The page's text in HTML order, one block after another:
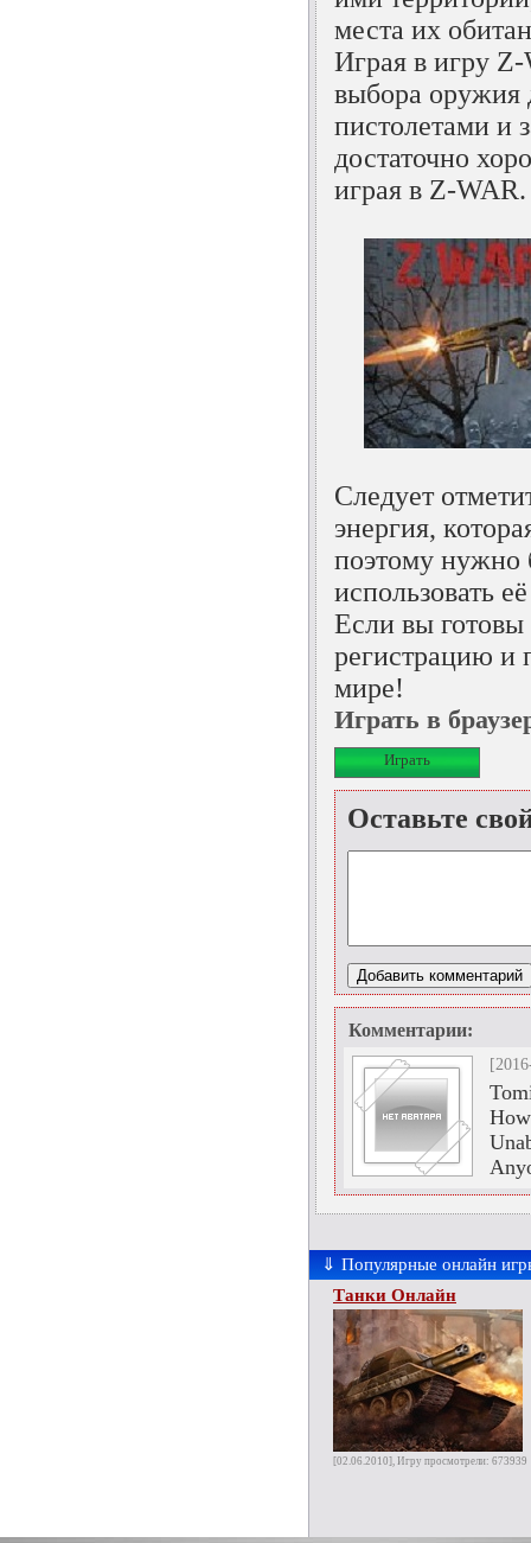
места их
Играя в игру
выбора оружия
пистолетами и
достаточно
играя в Z-WAR.
Следует
энергия,
поэтому нужно
использовать
Если вы
регистрацию и
мире!
Играть в
Играть
Оставьте
Комментарии:
⇓ Популярные онлайн
Танки Онлайн
[02.06.2010], Игру просмотрели: 673939